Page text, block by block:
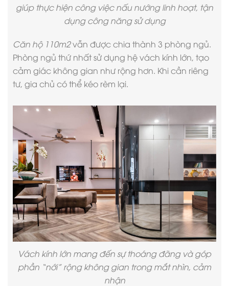
giúp thực hiện công việc nấu nướng linh hoạt, tận
dụng công năng sử dụng
Căn hộ 110m2vẫn được chia thành 3 phòng ngủ.
Phòng ngủ thứ nhất sử dụng hệ vách kính lớn, tạo
cảm giác không gian như rộng hơn. Khi cần riêng
tư, gia chủ có thể kéo rèm lại.
Vách kính lớn mang đến sự thoáng đãng và góp
phần “nới” rộng không gian trong mắt nhìn, cảm
nhận